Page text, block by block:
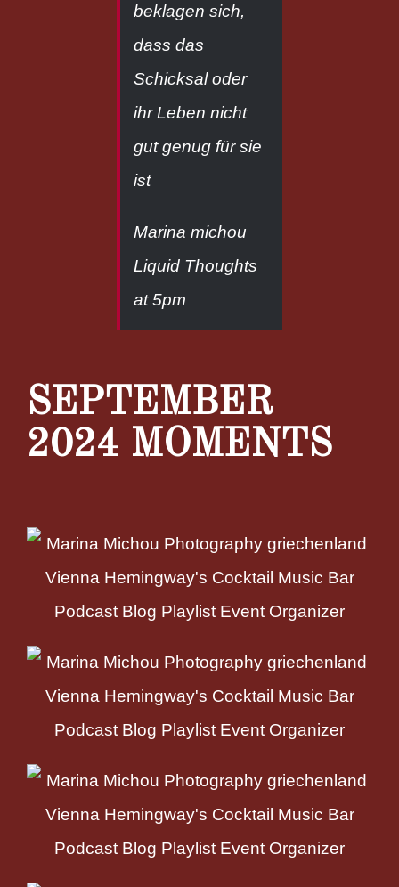
beklagen sich,
dass das
Schicksal oder
ihr Leben nicht
gut genug für sie
ist
Marina michou
Liquid Thoughts
at 5pm
SEPTEMBER
2024 MOMENTS